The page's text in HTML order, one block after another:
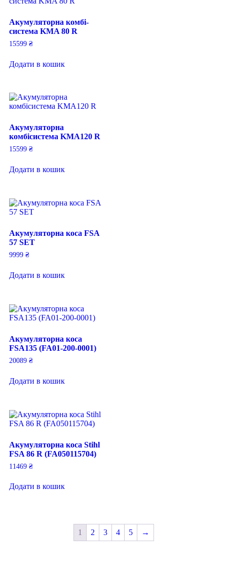
Акумуляторна комбі-
система KMA 80 R
15599 ₴
Додати в кошик
Акумуляторна
комбісистема KMA120 R
15599 ₴
Додати в кошик
Акумуляторна коса FSA
57 SET
9999 ₴
Додати в кошик
Акумуляторна коса
FSA135 (FA01-200-0001)
20089 ₴
Додати в кошик
Акумуляторна коса Stihl
FSA 86 R (FA050115704)
11469 ₴
Додати в кошик
1 2 3 4 5 →